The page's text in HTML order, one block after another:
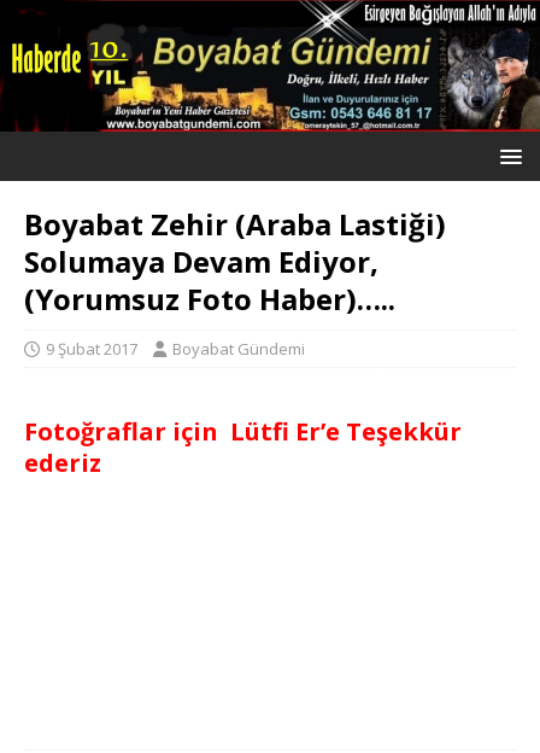
Boyabat Zehir (Araba Lastiği)
Solumaya Devam Ediyor,
(Yorumsuz Foto Haber)…..
9 Şubat 2017 Boyabat Gündemi
Fotoğraflar için Lütfi Er’e Teşekkür
ederiz